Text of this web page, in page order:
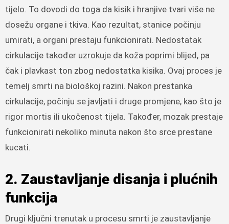
tijelo. To dovodi do toga da kisik i hranjive tvari više ne
dosežu organe i tkiva. Kao rezultat, stanice počinju
umirati, a organi prestaju funkcionirati. Nedostatak
cirkulacije također uzrokuje da koža poprimi blijed, pa
čak i plavkast ton zbog nedostatka kisika. Ovaj proces je
temelj smrti na biološkoj razini. Nakon prestanka
cirkulacije, počinju se javljati i druge promjene, kao što je
rigor mortis ili ukočenost tijela. Također, mozak prestaje
funkcionirati nekoliko minuta nakon što srce prestane
kucati.
2. Zaustavljanje disanja i plućnih
funkcija
Drugi ključni trenutak u procesu smrti je zaustavljanje